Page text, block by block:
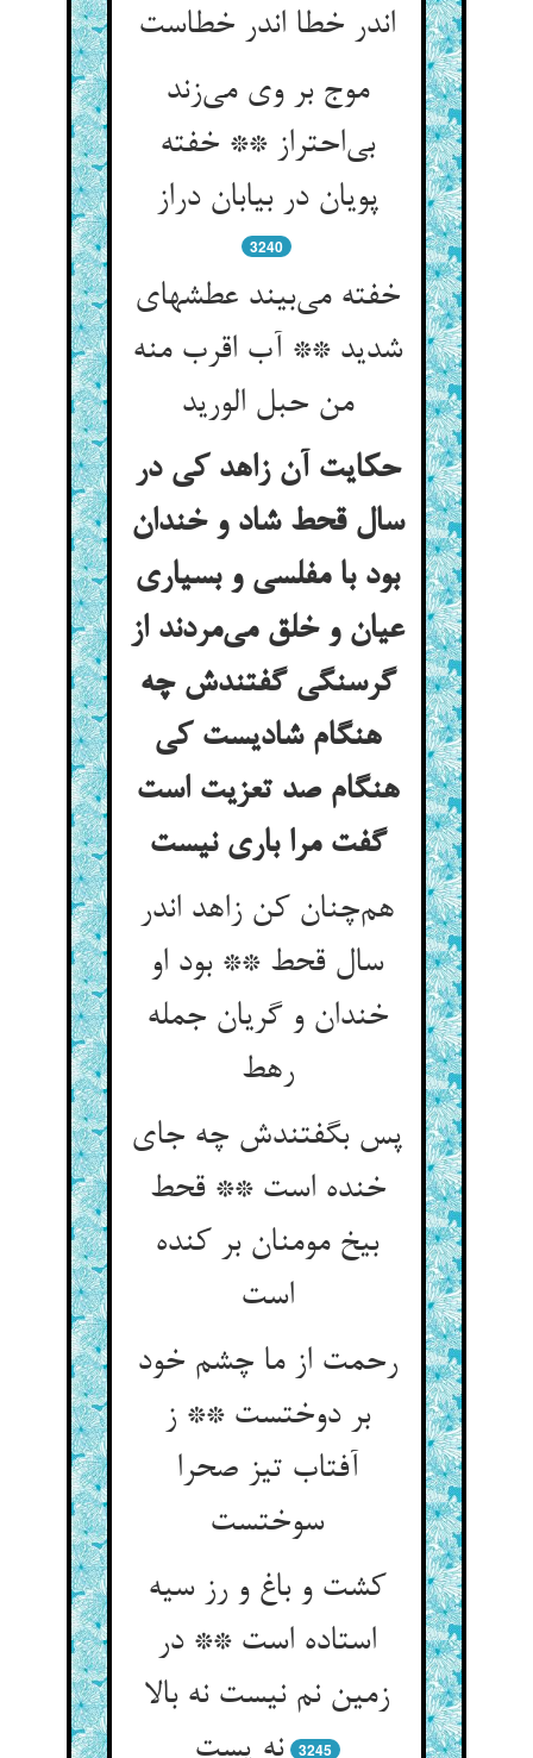
اندر خطا اندر خطاست
موج بر وی می‌زند
بی‌احتراز ** خفته
پویان در بیابان دراز
3240
خفته می‌بیند عطشهای
شدید ** آب اقرب منه
من حبل الورید
حکایت آن زاهد کی در
سال قحط شاد و خندان
بود با مفلسی و بسیاری
عیان و خلق می‌مردند از
گرسنگی گفتندش چه
هنگام شادیست کی
هنگام صد تعزیت است
گفت مرا باری نیست
هم‌چنان کن زاهد اندر
سال قحط ** بود او
خندان و گریان جمله
رهط
پس بگفتندش چه جای
خنده است ** قحط
بیخ مومنان بر کنده
است
رحمت از ما چشم خود
بر دوختست ** ز
آفتاب تیز صحرا
سوختست
کشت و باغ و رز سیه
استاده است ** در
زمین نم نیست نه بالا
نه پست
3245